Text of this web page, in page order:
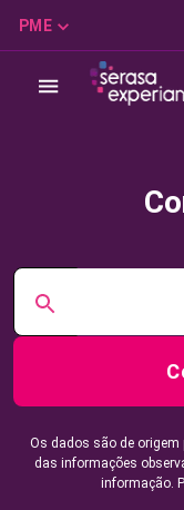
PME
Os dados são de
das informações
informação.